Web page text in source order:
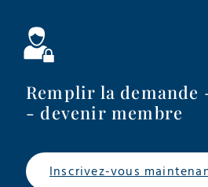
Remplir la
- devenir membre
Inscrivez-vous